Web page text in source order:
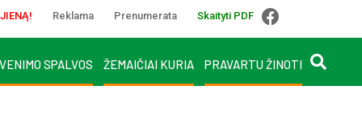
Reklama Prenumerata Skaityti PDF
SPALVOS ŽEMAIČIAI KURIA PRAVARTU ŽINOTI